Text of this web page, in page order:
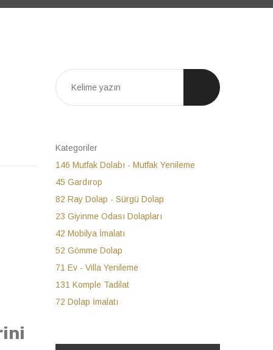
Kategoriler
146 Mutfak Dolabı - Mutfak Yenileme
45 Gardırop
82 Ray Dolap - Sürgü Dolap
23 Giyinme Odası Dolapları
42 Mobilya İmalatı
52 Gömme Dolap
71 Ev - Villa Yenileme
131 Komple Tadilat
72 Dolap İmalatı